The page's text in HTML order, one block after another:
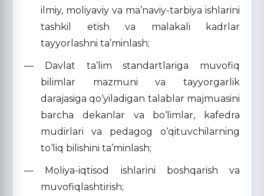
ilmiy, moliyaviy va ma’naviy-tarbiya ishlarini
tashkil etish va malakali kadrlar
tayyorlashni ta’minlash;
— Davlat ta’lim standartlariga muvofiq
bilimlar mazmuni va tayyorgarlik
darajasiga qo‘yiladigan talablar majmuasini
barcha dekanlar va bo‘limlar, kafedra
mudirlari va pedagog o‘qituvchilarning
to‘liq bilishini ta’minlash;
— Moliya-iqtisod ishlarini boshqarish va
muvofiqlashtirish;